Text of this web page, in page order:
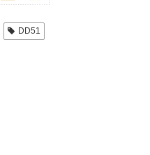
DD51